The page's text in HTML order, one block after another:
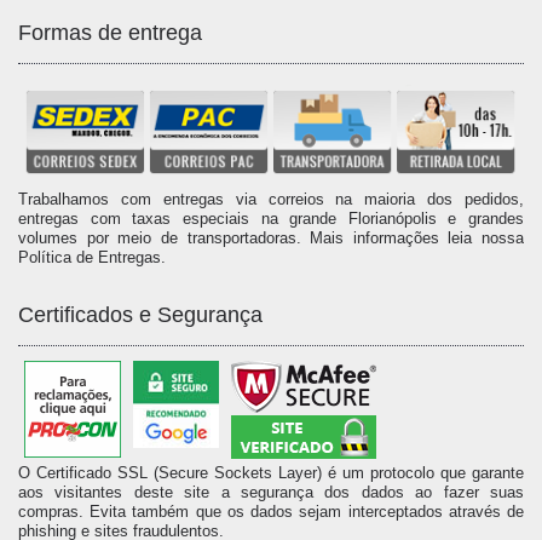
Formas de entrega
Trabalhamos com entregas via correios na maioria dos pedidos,
entregas com taxas especiais na grande Florianópolis e grandes
volumes por meio de transportadoras. Mais informações leia nossa
Política de Entregas.
Certificados e Segurança
O Certificado SSL (Secure Sockets Layer) é um protocolo que garante
aos visitantes deste site a segurança dos dados ao fazer suas
compras. Evita também que os dados sejam interceptados através de
phishing e sites fraudulentos.